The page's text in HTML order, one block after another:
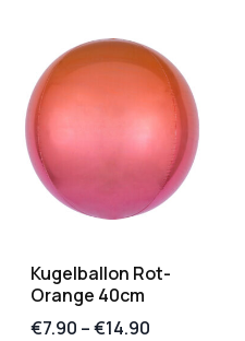
Kugelballon Rot-
Orange 40cm
€7.90 –€14.90